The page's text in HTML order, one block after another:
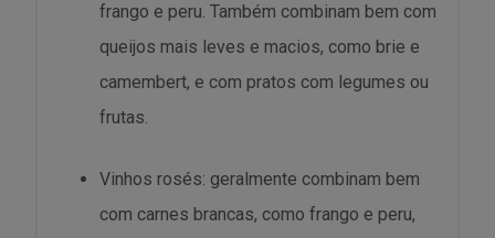
frango e peru. Também combinam bem com
queijos mais leves e macios, como brie e
camembert, e com pratos com legumes ou
frutas.
Vinhos rosés: geralmente combinam bem
com carnes brancas, como frango e peru,